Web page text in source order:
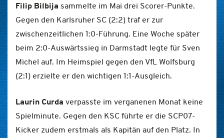
Filip Bilbija sammelte im Mai drei Scorer-Punkte.
Gegen den Karlsruher SC (2:2) traf er zur
zwischenzeitlichen 1:0-Führung. Eine Woche später
beim 2:0-Auswärtssieg in Darmstadt legte für Sven
Michel auf. Im Heimspiel gegen den VfL Wolfsburg
(2:1) erzielte er den wichtigen 1:1-Ausgleich.
Laurin Curda verpasste im verganenen Monat keine
Spielminute. Gegen den KSC führte er die SCP07-
Kicker zudem erstmals als Kapitän auf den Platz. In